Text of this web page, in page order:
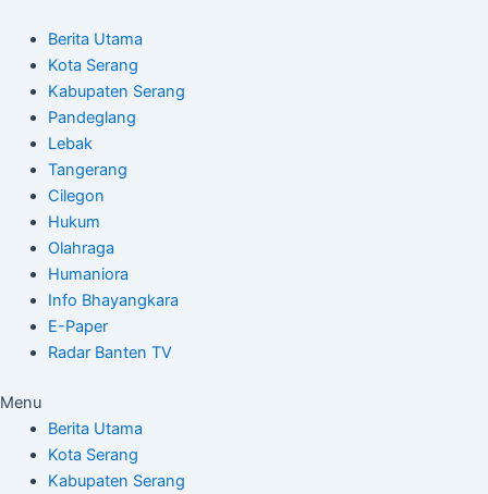
content
Berita Utama
Kota Serang
Kabupaten Serang
Pandeglang
Lebak
Tangerang
Cilegon
Hukum
Olahraga
Humaniora
Info Bhayangkara
E-Paper
Radar Banten TV
Menu
Berita Utama
Kota Serang
Kabupaten Serang
navigation